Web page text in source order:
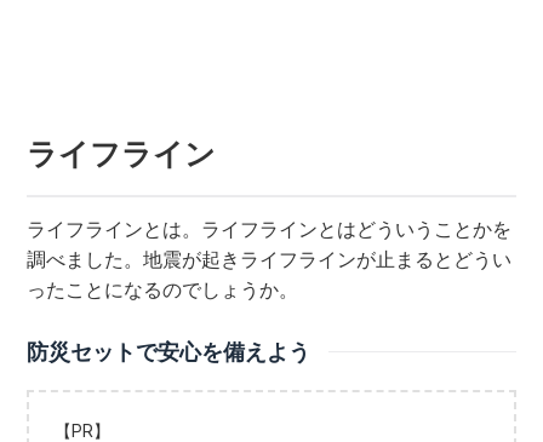
ライフライン
ライフラインとは。ライフラインとはどういうことかを
調べました。地震が起きライフラインが止まるとどうい
ったことになるのでしょうか。
防災セットで安心を備えよう
【PR】